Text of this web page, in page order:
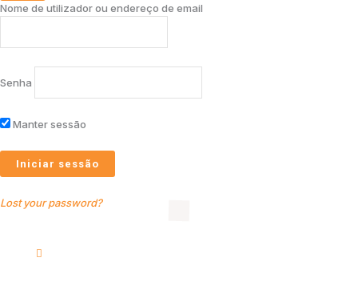
Nome de utilizador ou endereço de email
Senha
Manter sessão
Lost your password?